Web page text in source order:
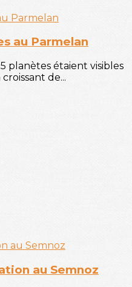
au Parmelan
planètes étaient visibles
de...
au Semnoz